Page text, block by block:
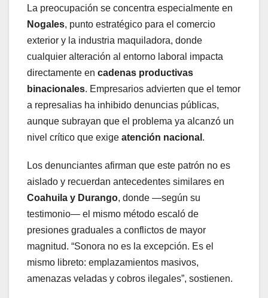
La preocupación se concentra especialmente en
Nogales, punto estratégico para el comercio
exterior y la industria maquiladora, donde
cualquier alteración al entorno laboral impacta
directamente en cadenas productivas
binacionales. Empresarios advierten que el temor
a represalias ha inhibido denuncias públicas,
aunque subrayan que el problema ya alcanzó un
nivel crítico que exige atención nacional .
Los denunciantes afirman que este patrón no es
aislado y recuerdan antecedentes similares en
Coahuila y Durango, donde —según su
testimonio— el mismo método escaló de
presiones graduales a conflictos de mayor
magnitud. “Sonora no es la excepción. Es el
mismo libreto: emplazamientos masivos,
amenazas veladas y cobros ilegales”, sostienen.